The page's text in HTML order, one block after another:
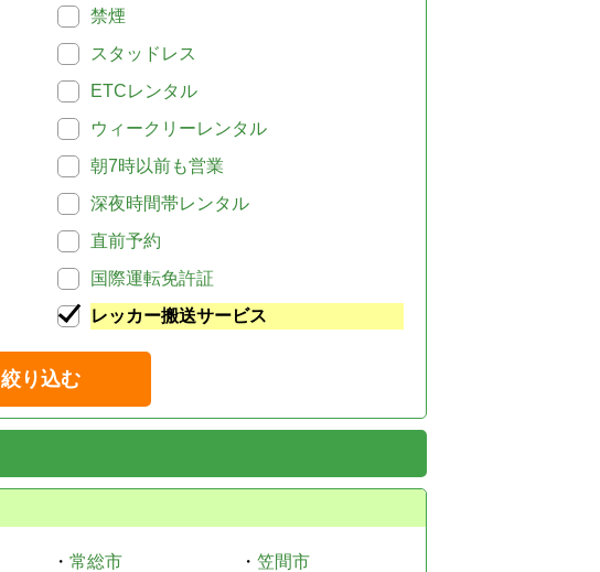
禁煙
スタッドレス
ETCレンタル
ウィークリーレンタル
朝7時以前も営業
深夜時間帯レンタル
直前予約
国際運転免許証
レッカー搬送サービス
絞り込む
・ 常総市 ・ 笠間市